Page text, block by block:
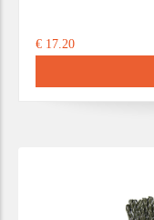
€ 17.20